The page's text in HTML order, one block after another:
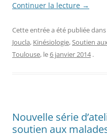
Continuer la lecture →
Cette entrée a été publiée dans
Joucla, Kinésiologie,Soutien
Toulouse, le6 janvier 2014 .
Nouvelle série
soutien aux